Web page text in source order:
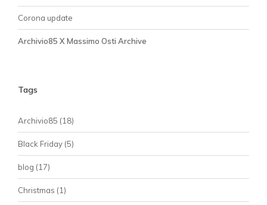
Corona update
Archivio85 X Massimo Osti Archive
Tags
Archivio85 (18)
Black Friday (5)
blog (17)
Christmas (1)